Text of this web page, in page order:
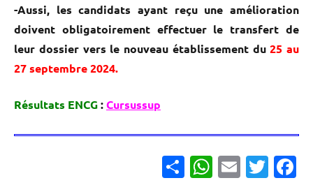
-Aussi, les candidats ayant reçu une amélioration
doivent obligatoirement effectuer le transfert de
leur dossier vers le nouveau établissement du25 au
27 septembre 2024.
Résultats ENCG:Cursussup
Facebook
Twitter
Email
WhatsApp